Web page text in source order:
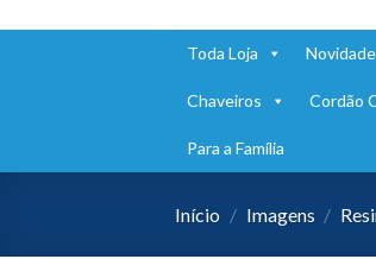
Toda Loja
Chaveiros Cordão
Para a Família
Início / Imagens /